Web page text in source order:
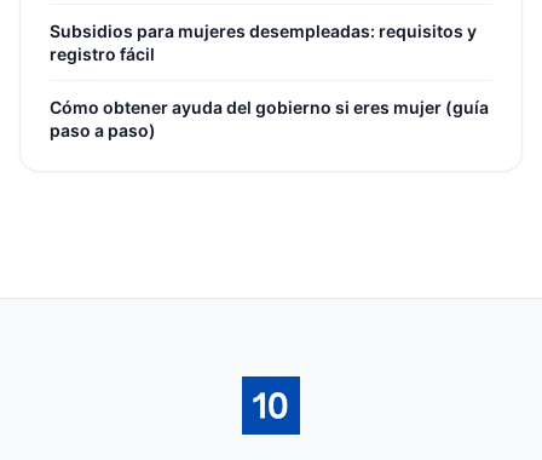
Subsidios para mujeres desempleadas: requisitos y
registro fácil
Cómo obtener ayuda del gobierno si eres mujer (guía
paso a paso)